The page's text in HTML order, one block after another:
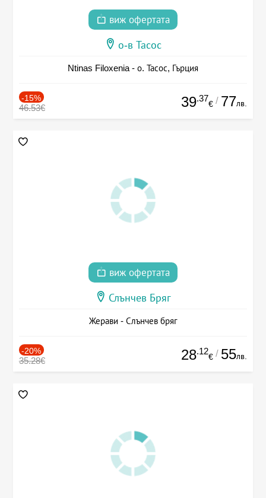
виж офертата
о-в Тасос
Ntinas Filoxenia - о. Тасос, Гърция
-15%
46.53€ 39.37
€ / 77лв.
виж офертата
Слънчев Бряг
Жерави - Слънчев бряг
-20%
35.28€ 28.12
€ / 55лв.